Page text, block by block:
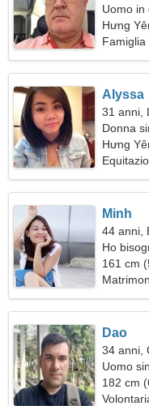
Uomo in
Hưng
Famiglia
Alyssa
31 anni,
Donna
Hưng
Minh
44 anni,
Ho
insieme
161 cm
Dao
34 anni,
Uomo
182 cm